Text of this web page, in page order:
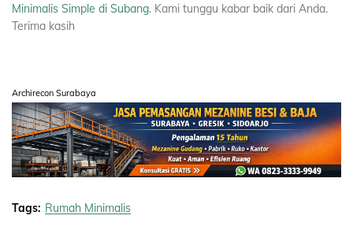
Minimalis Simple di Subang. Kami tunggu kabar baik dari Anda.
Terima kasih
Archirecon Surabaya
Tags: Rumah Minimalis